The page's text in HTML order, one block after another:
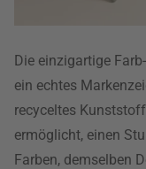
Die einzigartige
ein echtes
recyceltes
ermöglicht, einen
Farben, demselben